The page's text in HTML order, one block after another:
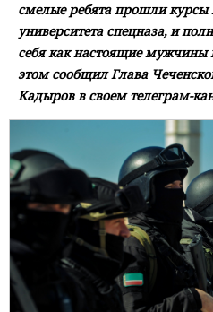
смелые ребята прошли курсы
университета спецназа, и
себя как настоящие
этом сообщил Глава
Кадыров в своем телеграм-